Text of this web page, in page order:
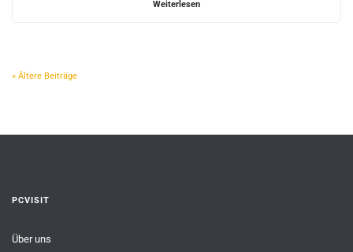
Weiterlesen
« Ältere Beiträge
PCVISIT
Über uns